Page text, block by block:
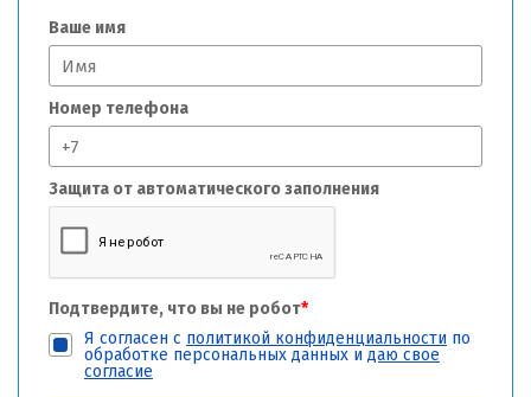
Ваше имя
Номер телефона
Защита от автоматического заполнения
Подтвердите, что вы не робот*
Я согласен с политикой конфиденциальности по
обработке персональных данных и даю свое
согласие